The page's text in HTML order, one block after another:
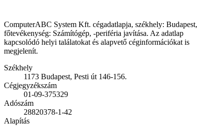
ComputerABC System Kft. cégadatlapja, székhely: Budapest,
főtevékenység: Számítógép, -periféria javítása. Az adatlap
kapcsolódó helyi találatokat és alapvető céginformációkat is
megjelenít.
Székhely
1173 Budapest, Pesti út 146-156.
Cégjegyzékszám
01-09-375329
Adószám
28820378-1-42
Alapítás